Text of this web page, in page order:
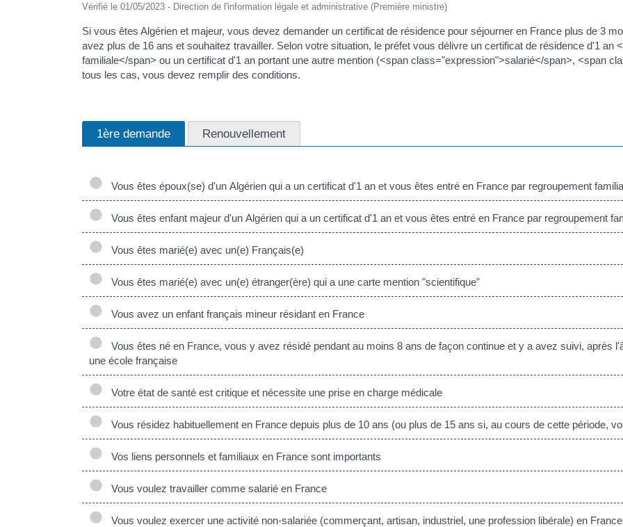
Vérifié le 01/05/2023 - Direction de l'information légale et administrative (Première ministre)
Si vous êtes Algérien et majeur, vous devez demander un certificat de résidence pour séjourner en France plus de 3
avez plus de 16 ans et souhaitez travailler. Selon votre situation, le préfet vous délivre un certificat de résidence d'1 an
familiale</span> ou un certificat d'1 an portant une autre mention (<span class="expression">salarié</span>, <span
tous les cas, vous devez remplir des conditions.
1ère demande Renouvellement
Vous êtes époux(se) d'un Algérien qui a un certificat d'1 an et vous êtes entré en France par regroupement
Vous êtes enfant majeur d'un Algérien qui a un certificat d'1 an et vous êtes entré en France par regroupement
Vous êtes marié(e) avec un(e) Français(e)
Vous êtes marié(e) avec un(e) étranger(ère) qui a une carte mention "scientifique"
Vous avez un enfant français mineur résidant en France
Vous êtes né en France, vous y avez résidé pendant au moins 8 ans de façon continue et y a avez suivi, après
une école française
Votre état de santé est critique et nécessite une prise en charge médicale
Vous résidez habituellement en France depuis plus de 10 ans (ou plus de 15 ans si, au cours de cette période,
Vos liens personnels et familiaux en France sont importants
Vous voulez travailler comme salarié en France
Vous voulez exercer une activité non-salariée (commerçant, artisan, industriel, une profession libérale) en France